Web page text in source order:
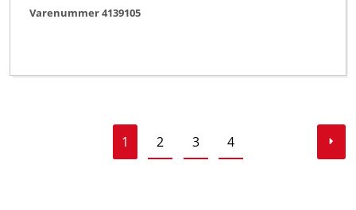
Varenummer 4139105
1 2 3 4